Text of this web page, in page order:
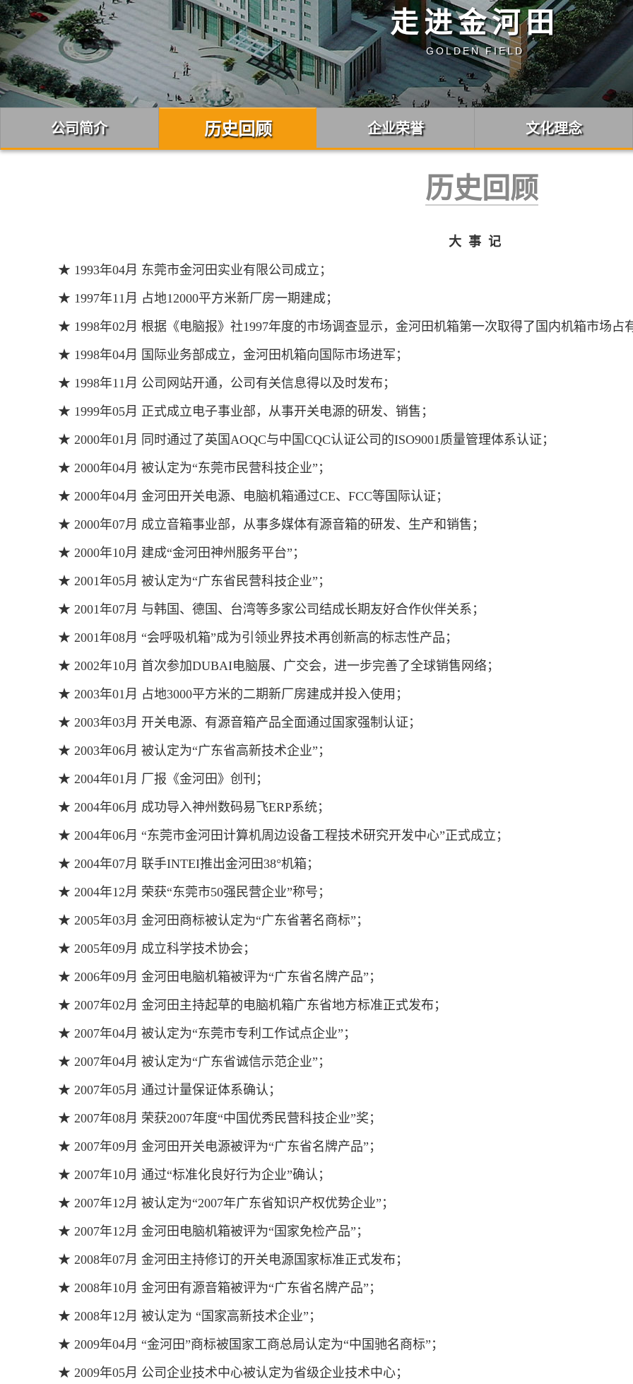
走进金河田
GOLDEN FIELD
公司简介 历史回顾 企业荣誉 文化理念
历史回顾
大 事 记
★ 1993年04月 东莞市金河田实业有限公司成立；
★ 1997年11月 占地12000平方米新厂房一期建成；
★ 1998年02月 根据《电脑报》社1997年度的市场调查显示，金河田机箱第一次取得了国内机箱市场占
★ 1998年04月 国际业务部成立，金河田机箱向国际市场进军；
★ 1998年11月 公司网站开通，公司有关信息得以及时发布；
★ 1999年05月 正式成立电子事业部，从事开关电源的研发、销售；
★ 2000年01月 同时通过了英国AOQC与中国CQC认证公司的ISO9001质量管理体系认证；
★ 2000年04月 被认定为“东莞市民营科技企业”；
★ 2000年04月 金河田开关电源、电脑机箱通过CE、FCC等国际认证；
★ 2000年07月 成立音箱事业部，从事多媒体有源音箱的研发、生产和销售；
★ 2000年10月 建成“金河田神州服务平台”；
★ 2001年05月 被认定为“广东省民营科技企业”；
★ 2001年07月 与韩国、德国、台湾等多家公司结成长期友好合作伙伴关系；
★ 2001年08月 “会呼吸机箱”成为引领业界技术再创新高的标志性产品；
★ 2002年10月 首次参加DUBAI电脑展、广交会，进一步完善了全球销售网络；
★ 2003年01月 占地3000平方米的二期新厂房建成并投入使用；
★ 2003年03月 开关电源、有源音箱产品全面通过国家强制认证；
★ 2003年06月 被认定为“广东省高新技术企业”；
★ 2004年01月 厂报《金河田》创刊；
★ 2004年06月 成功导入神州数码易飞ERP系统；
★ 2004年06月 “东莞市金河田计算机周边设备工程技术研究开发中心”正式成立；
★ 2004年07月 联手INTEI推出金河田38°机箱；
★ 2004年12月 荣获“东莞市50强民营企业”称号；
★ 2005年03月 金河田商标被认定为“广东省著名商标”；
★ 2005年09月 成立科学技术协会；
★ 2006年09月 金河田电脑机箱被评为“广东省名牌产品”；
★ 2007年02月 金河田主持起草的电脑机箱广东省地方标准正式发布；
★ 2007年04月 被认定为“东莞市专利工作试点企业”；
★ 2007年04月 被认定为“广东省诚信示范企业”；
★ 2007年05月 通过计量保证体系确认；
★ 2007年08月 荣获2007年度“中国优秀民营科技企业”奖；
★ 2007年09月 金河田开关电源被评为“广东省名牌产品”；
★ 2007年10月 通过“标准化良好行为企业”确认；
★ 2007年12月 被认定为“2007年广东省知识产权优势企业”；
★ 2007年12月 金河田电脑机箱被评为“国家免检产品”；
★ 2008年07月 金河田主持修订的开关电源国家标准正式发布；
★ 2008年10月 金河田有源音箱被评为“广东省名牌产品”；
★ 2008年12月 被认定为 “国家高新技术企业”；
★ 2009年04月 “金河田”商标被国家工商总局认定为“中国驰名商标”；
★ 2009年05月 公司企业技术中心被认定为省级企业技术中心；